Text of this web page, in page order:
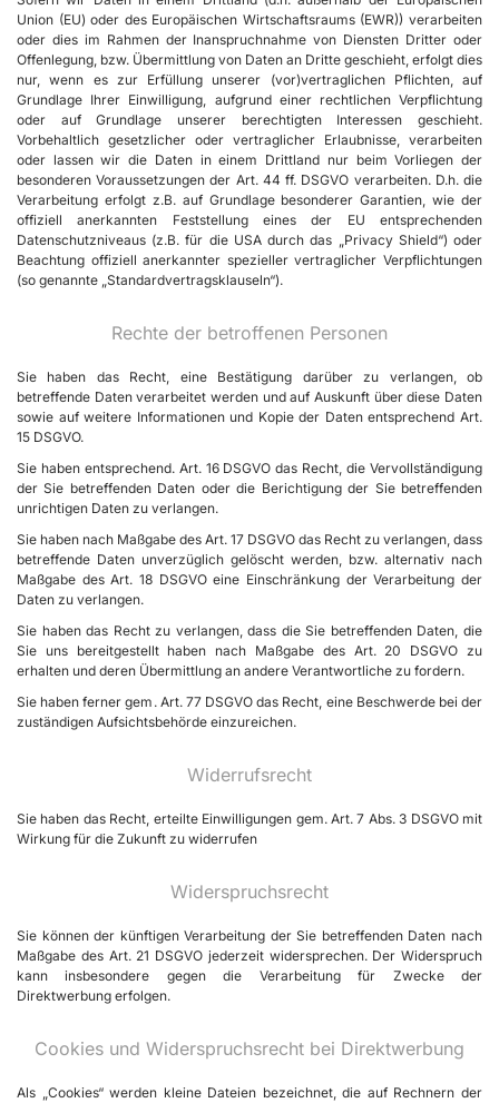
Union (EU) oder des Europäischen Wirtschaftsraums (EWR)) verarbeiten
oder dies im Rahmen der Inanspruchnahme von Diensten Dritter oder
Offenlegung, bzw. Übermittlung von Daten an Dritte geschieht, erfolgt dies
nur, wenn es zur Erfüllung unserer (vor)vertraglichen Pflichten, auf
Grundlage Ihrer Einwilligung, aufgrund einer rechtlichen Verpflichtung
oder auf Grundlage unserer berechtigten Interessen geschieht.
Vorbehaltlich gesetzlicher oder vertraglicher Erlaubnisse, verarbeiten
oder lassen wir die Daten in einem Drittland nur beim Vorliegen der
besonderen Voraussetzungen der Art. 44 ff. DSGVO verarbeiten. D.h. die
Verarbeitung erfolgt z.B. auf Grundlage besonderer Garantien, wie der
offiziell anerkannten Feststellung eines der EU entsprechenden
Datenschutzniveaus (z.B. für die USA durch das „Privacy Shield“) oder
Beachtung offiziell anerkannter spezieller vertraglicher Verpflichtungen
(so genannte „Standardvertragsklauseln“).
Rechte der betroffenen Personen
Sie haben das Recht, eine Bestätigung darüber zu verlangen, ob
betreffende Daten verarbeitet werden und auf Auskunft über diese Daten
sowie auf weitere Informationen und Kopie der Daten entsprechend Art.
15 DSGVO.
Sie haben entsprechend. Art. 16 DSGVO das Recht, die Vervollständigung
der Sie betreffenden Daten oder die Berichtigung der Sie betreffenden
unrichtigen Daten zu verlangen.
Sie haben nach Maßgabe des Art. 17 DSGVO das Recht zu verlangen, dass
betreffende Daten unverzüglich gelöscht werden, bzw. alternativ nach
Maßgabe des Art. 18 DSGVO eine Einschränkung der Verarbeitung der
Daten zu verlangen.
Sie haben das Recht zu verlangen, dass die Sie betreffenden Daten, die
Sie uns bereitgestellt haben nach Maßgabe des Art. 20 DSGVO zu
erhalten und deren Übermittlung an andere Verantwortliche zu fordern.
Sie haben ferner gem. Art. 77 DSGVO das Recht, eine Beschwerde bei der
zuständigen Aufsichtsbehörde einzureichen.
Widerrufsrecht
Sie haben das Recht, erteilte Einwilligungen gem. Art. 7 Abs. 3 DSGVO mit
Wirkung für die Zukunft zu widerrufen
Widerspruchsrecht
Sie können der künftigen Verarbeitung der Sie betreffenden Daten nach
Maßgabe des Art. 21 DSGVO jederzeit widersprechen. Der Widerspruch
kann insbesondere gegen die Verarbeitung für Zwecke der
Direktwerbung erfolgen.
Cookies und Widerspruchsrecht bei Direktwerbung
Als „Cookies“ werden kleine Dateien bezeichnet, die auf Rechnern der